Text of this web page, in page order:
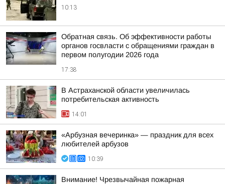
10:13
Обратная связь. Об эффективности работы
органов госвласти с обращениями граждан в
первом полугодии 2026 года
17:38
В Астраханской области увеличилась
потребительская активность
14:01
«Арбузная вечеринка» — праздник для всех
любителей арбузов
10:39
Внимание! Чрезвычайная пожарная